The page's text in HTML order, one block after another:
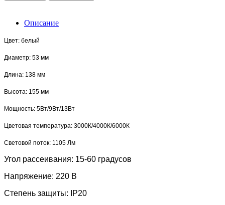
Описание
Цвет: белый
Диаметр: 53 мм
Длина: 138 мм
Высота: 155 мм
Мощность: 5Вт/9Вт/13Вт
Цветовая температура: 3000К/4000К/6000К
Световой поток: 1105 Лм
Угол рассеивания: 15-60 градусов
Напряжение: 220 В
Степень защиты: IP20